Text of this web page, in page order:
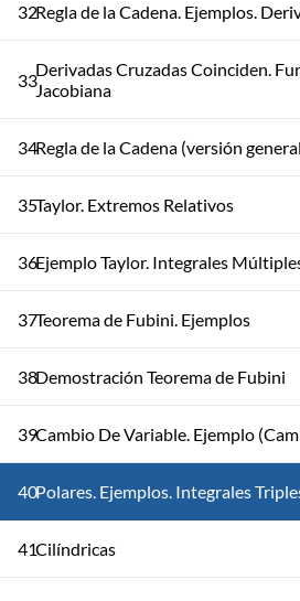
32Regla de la Cadena. Ejemplos.
33Derivadas Cruzadas Coinciden.
Jacobiana
34Regla de la Cadena (versión
35Taylor. Extremos Relativos
36Ejemplo Taylor. Integrales
37Teorema de Fubini. Ejemplos
38Demostración Teorema de Fubini
39Cambio De Variable. Ejemplo
40Polares. Ejemplos. Integrales
41Cilíndricas